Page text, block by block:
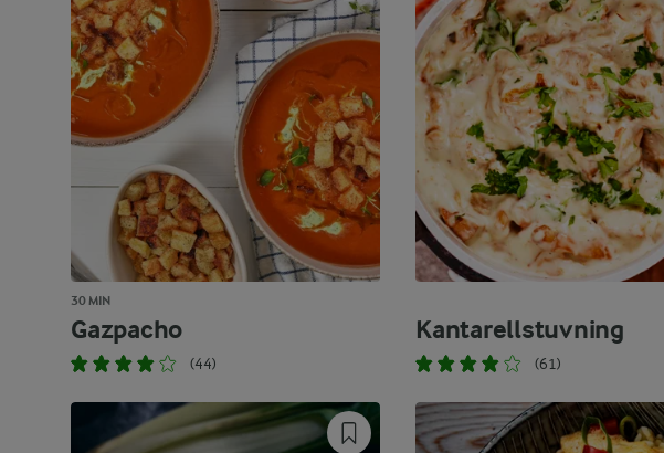
30 MIN
Gazpacho
(44)
Kantarellstuvning
(61)